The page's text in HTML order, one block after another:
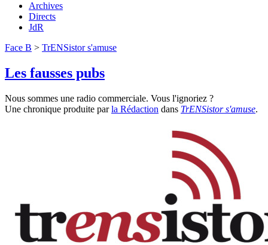
Archives
Directs
JdR
Face B > TrENSistor s'amuse
Les fausses pubs
Nous sommes une radio commerciale. Vous l'ignoriez ?
Une chronique produite parla Rédaction dans TrENSistor s'amuse.